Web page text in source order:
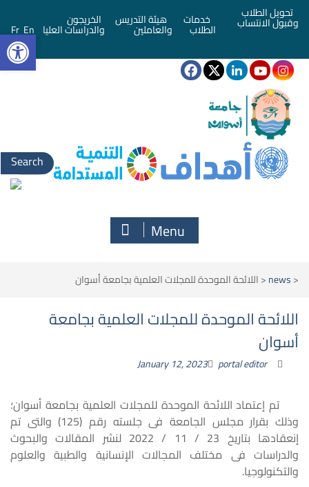
تحويل الطلاب
وقبول الانتساب خدمات
الطلاب
هيئة التدريس
والعاملين
الخريجون
والدراسات العليا En
Fr
Search
for:
Menu
<
news
<اللائحة الموحدة للمجلات العلمية بجامعة أسوان
اللائحة الموحدة للمجلات العلمية بجامعة
أسوان
January 12, 2023 portal editor
تم إعتماد اللائحة الموحدة للمجلات العلمية بجامعة أسوان؛
وذلك بقرار مجلس الجامعة فى جلسته رقم (125) والتى تم
إنعقادها بتاريخ 23 / 11 / 2022 لنشر المقالات والبحوث
والدراسات فى مختلف المجالات الإنسانية والطبية والعلوم
والتكنولوجيا.